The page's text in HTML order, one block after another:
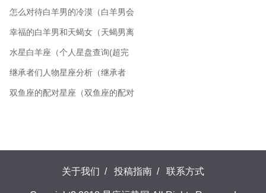
怎么对待白羊男的冷漠（白羊男会
想你想疯）
幸福的白羊男和天蝎女（天蝎男离
不开白羊女）
水星白羊座（个人星盘查询(超完
整版)）
继承者们人物星座分析（继承者
级）
双鱼座的配对星座（双鱼座的配对
关于我们 / 投稿指南 / 联系方式